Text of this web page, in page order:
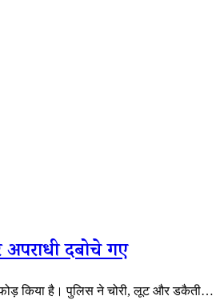
दबोचे गए
किया है। पुलिस ने चोरी, लूट और डकैती…